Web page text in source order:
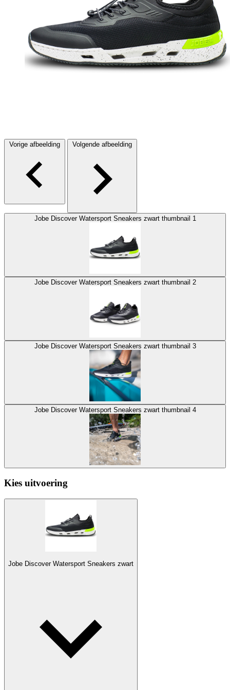
Vorige afbeelding Volgende afbeelding
Jobe Discover Watersport Sneakers zwart thumbnail 1
Jobe Discover Watersport Sneakers zwart thumbnail 2
Jobe Discover Watersport Sneakers zwart thumbnail 3
Jobe Discover Watersport Sneakers zwart thumbnail 4
Kies uitvoering
Jobe Discover Watersport Sneakers zwart